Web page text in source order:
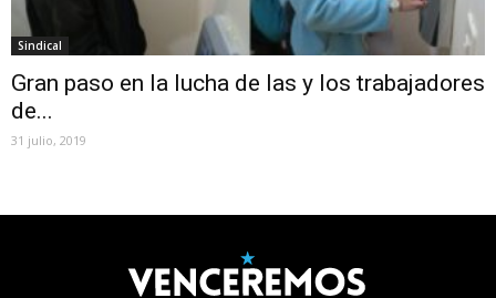
Sindical
Gran paso en la lucha de las y los trabajadores
de...
31 julio, 2019